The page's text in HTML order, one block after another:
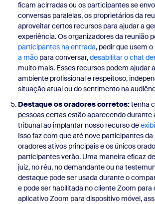
ficam acirradas ou os participantes se
conversas paralelas, os proprietários da
aproveitar certos recursos para ajudar a
experiência. Os organizadores da reunião
participantes na entrada, pedir que usem
a mão para conversar,desabilitar o chat
muito mais. Esses recursos podem ajudar
ambiente profissional e respeitoso,
situação atual ou do sentimento na
Destaque os oradores corretos:tenha
pessoas certas estão aparecendo durante
tribunal ao implantar nosso recurso de
Isso faz com que até nove participantes
oradores ativos principais e os únicos
participantes verão. Uma maneira eficaz
juiz, no réu, no demandante ou na
destaque pode ser usada durante o
e pode ser habilitada no cliente Zoom
aplicativo Zoom para dispositivo móvel,